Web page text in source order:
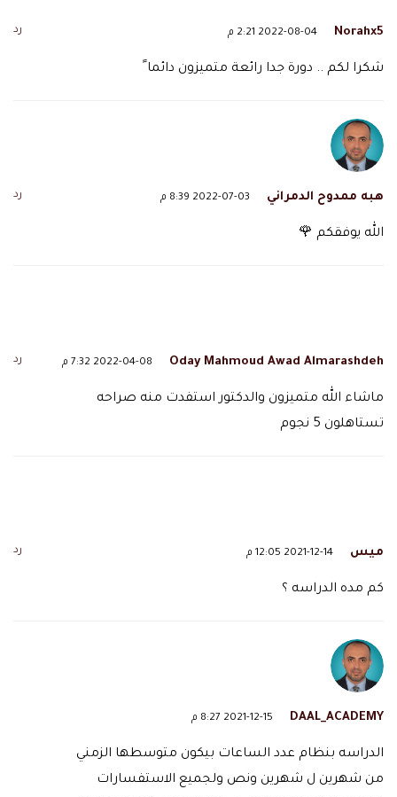
Norahx5 2022-08-04 2:21 م رد
شكرا لكم .. دورة جدا رائعة متميزون دائما ً
هبه ممدوح الدمراني 2022-07-03 8:39 م رد
الله يوفقكم 🌹
Oday Mahmoud Awad Almarashdeh 2022-04-08 7:32 م رد
ماشاء الله متميزون والدكتور استفدت منه صراحه
تستاهلون 5 نجوم
ميس 2021-12-14 12:05 م رد
كم مده الدراسه ؟
DAAL_ACADEMY 2021-12-15 8:27 م
الدراسه بنظام عدد الساعات بيكون متوسطها الزمني
من شهرين ل شهرين ونص ولجميع الاستفسارات